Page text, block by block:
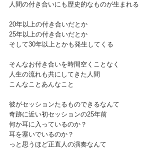
人間の付き合いにも歴史的なものが生まれる
20年以上の付き合いだとか
25年以上の付き合いだとか
そして30年以上とかも発生してくる
そんなお付き合いを時間空くことなく
人生の流れも共にしてきた人間
こんなことあんなこと
彼がセッションたるものできるなんて
奇跡に近い初セッションの25年前
何か耳に入っているのか？
耳を塞いでいるのか？
っと思うほど正直人の演奏なんて